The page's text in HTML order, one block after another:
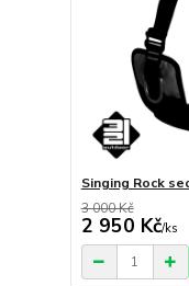
Singing Rock
3 000 Kč
2 950 Kč/ks